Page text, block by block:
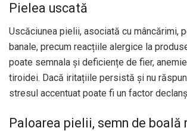
Pielea uscată
Uscăciunea pielii, asociată cu mâncărimi,
banale, precum reacțiile alergice la
poate semnala și deficiențe de fier,
tiroidei. Dacă iritațiile persistă și nu
stresul accentuat poate fi un factor
Paloarea pielii, semn de boală